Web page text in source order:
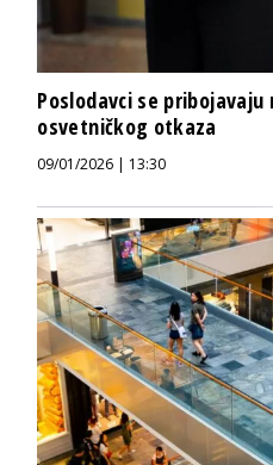
Poslodavci se
osvetničkog otkaza
09/01/2026 | 13:30